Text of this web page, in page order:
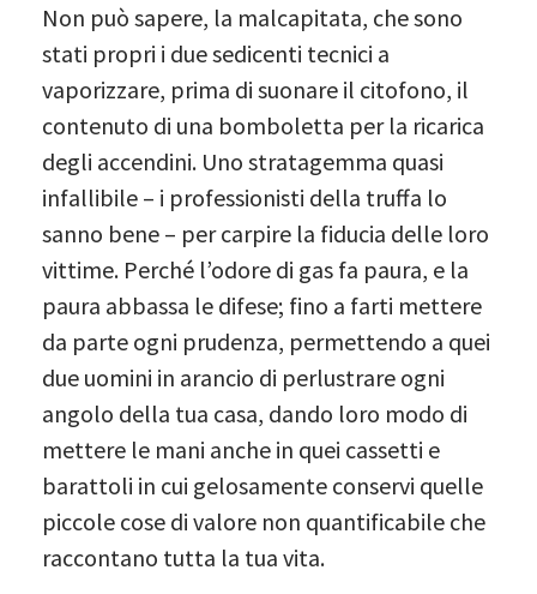
Non può sapere, la malcapitata, che sono
stati propri i due sedicenti tecnici a
vaporizzare, prima di suonare il citofono, il
contenuto di una bomboletta per la ricarica
degli accendini. Uno stratagemma quasi
infallibile – i professionisti della truffa lo
sanno bene – per carpire la fiducia delle loro
vittime. Perché l’odore di gas fa paura, e la
paura abbassa le difese; fino a farti mettere
da parte ogni prudenza, permettendo a quei
due uomini in arancio di perlustrare ogni
angolo della tua casa, dando loro modo di
mettere le mani anche in quei cassetti e
barattoli in cui gelosamente conservi quelle
piccole cose di valore non quantificabile che
raccontano tutta la tua vita.